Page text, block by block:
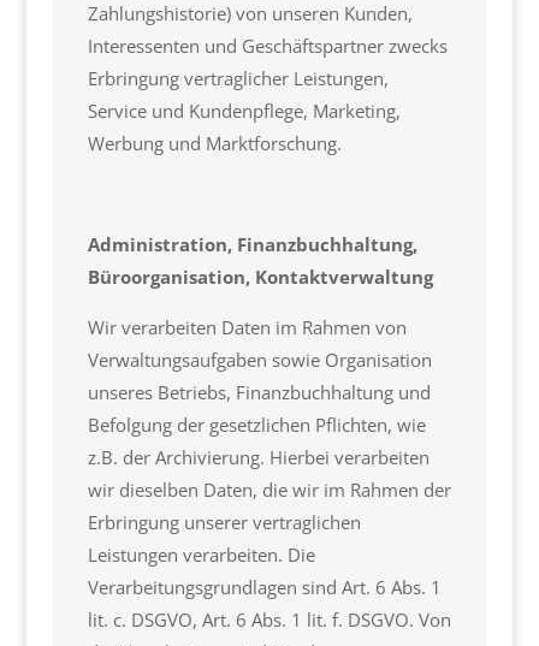
Zahlungshistorie) von unseren Kunden,
Interessenten und Geschäftspartner zwecks
Erbringung vertraglicher Leistungen,
Service und Kundenpflege, Marketing,
Werbung und Marktforschung.
Administration, Finanzbuchhaltung,
Büroorganisation, Kontaktverwaltung
Wir verarbeiten Daten im Rahmen von
Verwaltungsaufgaben sowie Organisation
unseres Betriebs, Finanzbuchhaltung und
Befolgung der gesetzlichen Pflichten, wie
z.B. der Archivierung. Hierbei verarbeiten
wir dieselben Daten, die wir im Rahmen der
Erbringung unserer vertraglichen
Leistungen verarbeiten. Die
Verarbeitungsgrundlagen sind Art. 6 Abs. 1
lit. c. DSGVO, Art. 6 Abs. 1 lit. f. DSGVO. Von